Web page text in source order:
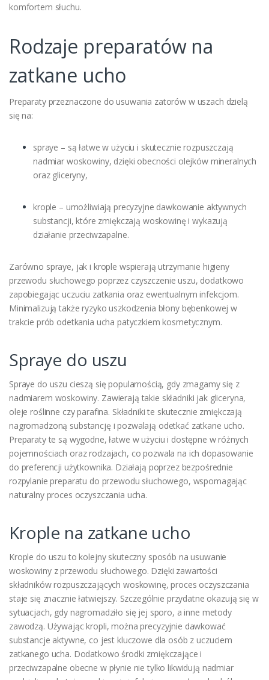
komfortem słuchu.
Rodzaje preparatów na
zatkane ucho
Preparaty przeznaczone do usuwania zatorów w uszach dzielą
się na:
spraye – są łatwe w użyciu i skutecznie rozpuszczają
nadmiar woskowiny, dzięki obecności olejków mineralnych
oraz gliceryny,
krople – umożliwiają precyzyjne dawkowanie aktywnych
substancji, które zmiękczają woskowinę i wykazują
działanie przeciwzapalne.
Zarówno spraye, jak i krople wspierają utrzymanie higieny
przewodu słuchowego poprzez czyszczenie uszu, dodatkowo
zapobiegając uczuciu zatkania oraz ewentualnym infekcjom.
Minimalizują także ryzyko uszkodzenia błony bębenkowej w
trakcie prób odetkania ucha patyczkiem kosmetycznym.
Spraye do uszu
Spraye do uszu cieszą się popularnością, gdy zmagamy się z
nadmiarem woskowiny. Zawierają takie składniki jak gliceryna,
oleje roślinne czy parafina. Składniki te skutecznie zmiękczają
nagromadzoną substancję i pozwalają odetkać zatkane ucho.
Preparaty te są wygodne, łatwe w użyciu i dostępne w różnych
pojemnościach oraz rodzajach, co pozwala na ich dopasowanie
do preferencji użytkownika. Działają poprzez bezpośrednie
rozpylanie preparatu do przewodu słuchowego, wspomagając
naturalny proces oczyszczania ucha.
Krople na zatkane ucho
Krople do uszu to kolejny skuteczny sposób na usuwanie
woskowiny z przewodu słuchowego. Dzięki zawartości
składników rozpuszczających woskowinę, proces oczyszczania
staje się znacznie łatwiejszy. Szczególnie przydatne okazują się w
sytuacjach, gdy nagromadziło się jej sporo, a inne metody
zawodzą. Używając kropli, można precyzyjnie dawkować
substancje aktywne, co jest kluczowe dla osób z uczuciem
zatkanego ucha. Dodatkowo środki zmiękczające i
przeciwzapalne obecne w płynie nie tylko likwidują nadmiar